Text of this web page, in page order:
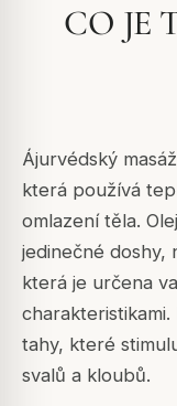
CO JE
Ájurvédský
která používá
omlazení těla.
jedinečné doshy,
která je určena
tahy, které
svalů a kloubů.